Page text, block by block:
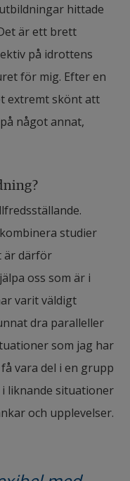
hittade
är ett brett
på idrottens
för mig. Efter en
extremt skönt att
något annat,
studier
är därför
oss som är i
varit väldigt
dra paralleller
som jag har
vara del i en grupp
liknande situationer
och upplevelser.